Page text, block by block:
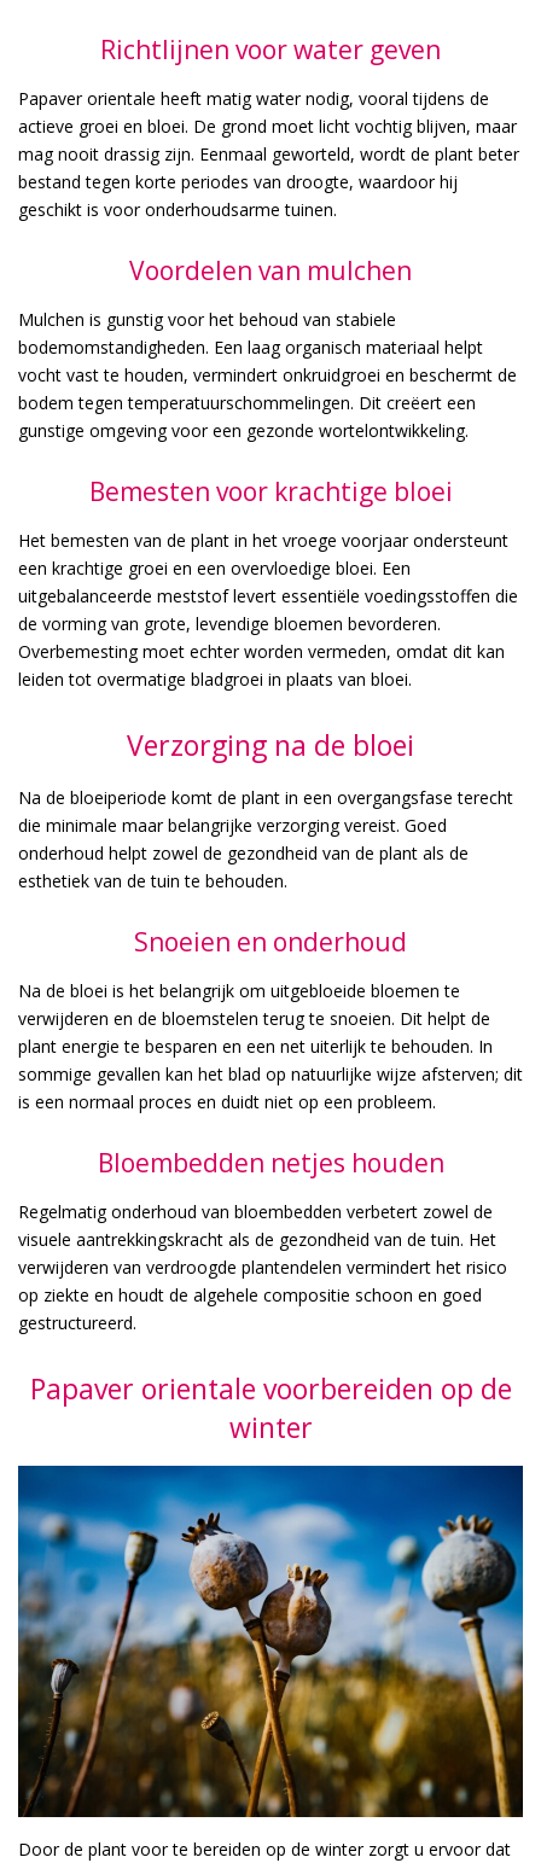
Richtlijnen voor water geven
Papaver orientale heeft matig water nodig, vooral tijdens de
actieve groei en bloei. De grond moet licht vochtig blijven, maar
mag nooit drassig zijn. Eenmaal geworteld, wordt de plant beter
bestand tegen korte periodes van droogte, waardoor hij
geschikt is voor onderhoudsarme tuinen.
Voordelen van mulchen
Mulchen is gunstig voor het behoud van stabiele
bodemomstandigheden. Een laag organisch materiaal helpt
vocht vast te houden, vermindert onkruidgroei en beschermt de
bodem tegen temperatuurschommelingen. Dit creëert een
gunstige omgeving voor een gezonde wortelontwikkeling.
Bemesten voor krachtige bloei
Het bemesten van de plant in het vroege voorjaar ondersteunt
een krachtige groei en een overvloedige bloei. Een
uitgebalanceerde meststof levert essentiële voedingsstoffen die
de vorming van grote, levendige bloemen bevorderen.
Overbemesting moet echter worden vermeden, omdat dit kan
leiden tot overmatige bladgroei in plaats van bloei.
Verzorging na de bloei
Na de bloeiperiode komt de plant in een overgangsfase terecht
die minimale maar belangrijke verzorging vereist. Goed
onderhoud helpt zowel de gezondheid van de plant als de
esthetiek van de tuin te behouden.
Snoeien en onderhoud
Na de bloei is het belangrijk om uitgebloeide bloemen te
verwijderen en de bloemstelen terug te snoeien. Dit helpt de
plant energie te besparen en een net uiterlijk te behouden. In
sommige gevallen kan het blad op natuurlijke wijze afsterven; dit
is een normaal proces en duidt niet op een probleem.
Bloembedden netjes houden
Regelmatig onderhoud van bloembedden verbetert zowel de
visuele aantrekkingskracht als de gezondheid van de tuin. Het
verwijderen van verdroogde plantendelen vermindert het risico
op ziekte en houdt de algehele compositie schoon en goed
gestructureerd.
Papaver orientale voorbereiden op de
winter
Door de plant voor te bereiden op de winter zorgt u ervoor dat